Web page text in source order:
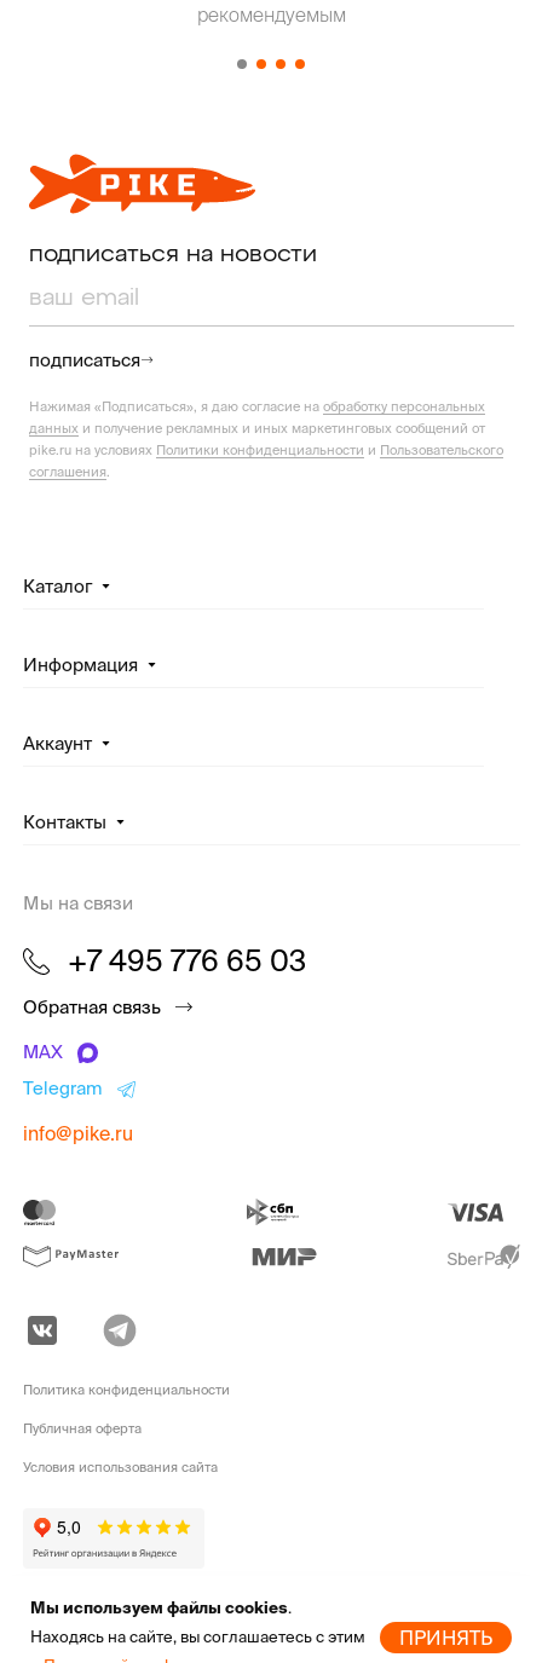
рекомендуемым
подписаться на новости
подписаться
Нажимая «Подписаться», я даю согласие на обработку персональных
данных и получение рекламных и иных маркетинговых сообщений от
pike.ru на условиях Политики конфиденциальности и Пользовательского
соглашения
Каталог
Информация
Аккаунт
Контакты
Мы на связи
+7 495 776 65 03
Обратная связь
MAX
Telegram
info@pike.ru
pike.ru © 2010 - 2026 | Высококачественная
отдыха от мировых брендов
Политика конфиденциальности
Публичная оферта
Условия использования сайта
Мы используем файлы cookies.
Находясь на сайте, вы соглашаетесь с этим
ПРИНЯТЬ